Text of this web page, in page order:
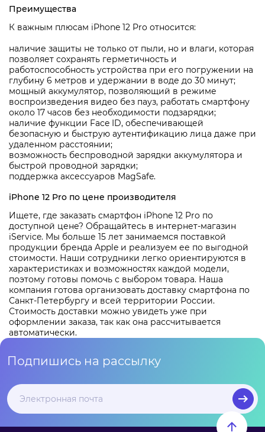
Преимущества
К важным плюсам iPhone 12 Pro относится:
наличие защиты не только от пыли, но и влаги, которая
позволяет сохранять герметичность и
работоспособность устройства при его погружении на
глубину 6 метров и удержании в воде до 30 минут;
мощный аккумулятор, позволяющий в режиме
воспроизведения видео без пауз, работать смартфону
около 17 часов без необходимости подзарядки;
наличие функции Face ID, обеспечивающей
безопасную и быструю аутентификацию лица даже при
удаленном расстоянии;
возможность беспроводной зарядки аккумулятора и
быстрой проводной зарядки;
поддержка аксессуаров MagSafe.
iPhone 12 Pro по цене производителя
Ищете, где заказать смартфон iPhone 12 Pro по
доступной цене? Обращайтесь в интернет-магазин
iService. Мы больше 15 лет занимаемся поставкой
продукции бренда Apple и реализуем ее по выгодной
стоимости. Наши сотрудники легко ориентируются в
характеристиках и возможностях каждой модели,
поэтому готовы помочь с выбором товара. Наша
компания готова организовать доставку смартфона по
Санкт-Петербургу и всей территории России.
Стоимость доставки можно увидеть уже при
оформлении заказа, так как она рассчитывается
автоматически.
Подпишись на рассылку